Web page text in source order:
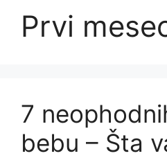
Prvi
7
bebu – Šta